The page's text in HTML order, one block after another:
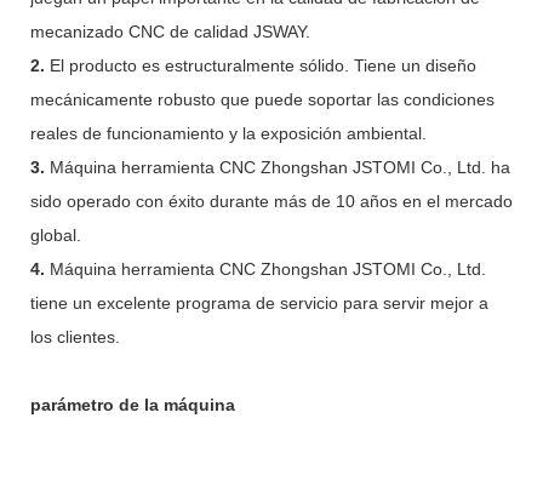
mecanizado CNC de calidad JSWAY.
2. El producto es estructuralmente sólido. Tiene un diseño
mecánicamente robusto que puede soportar las condiciones
reales de funcionamiento y la exposición ambiental.
3. Máquina herramienta CNC Zhongshan JSTOMI Co., Ltd. ha
sido operado con éxito durante más de 10 años en el mercado
global.
4. Máquina herramienta CNC Zhongshan JSTOMI Co., Ltd.
tiene un excelente programa de servicio para servir mejor a
los clientes.
parámetro de la máquina